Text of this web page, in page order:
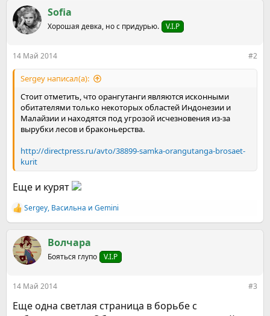
к
ц
и
Sofia
Хорошая девка, но с придурью. V.I.P
14 Май 2014 #2
Sergey написал(а):
Стоит отметить, что орангутанги являются исконными
обитателями только некоторых областей Индонезии и
Малайзии и находятся под угрозой исчезновения из-за
вырубки лесов и браконьерства.
http://directpress.ru/avto/38899-samka-orangutanga-brosaet-
kurit
Еще и курят
Р
е
к
ц
и
Sergey, Васильна и Gemini
Волчара
Бояться глупо V.I.P
14 Май 2014 #3
Еще одна светлая страница в борьбе с